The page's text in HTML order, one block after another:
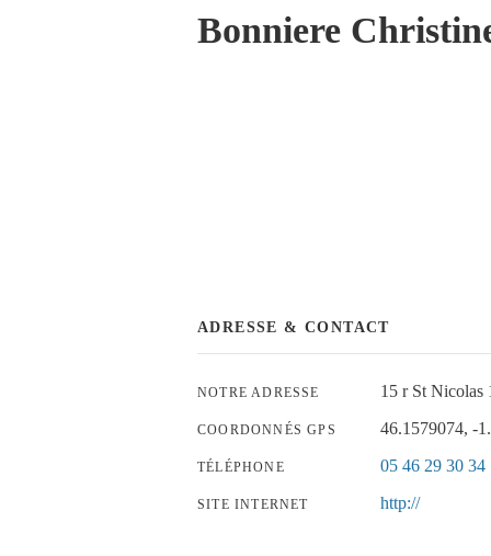
Bonniere
ADRESSE & CONTACT
NOTRE ADRESSE 15 r St
COORDONNÉS GPS 46.1579074, -
TÉLÉPHONE 05 46 29 30 34
SITE INTERNET http://